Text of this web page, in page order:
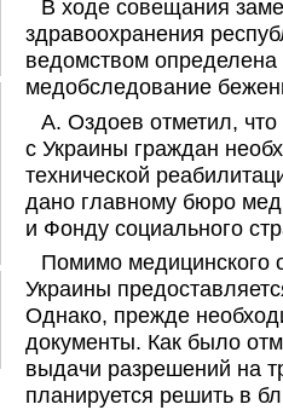
В ходе совещания
здравоохранения
ведомством определена
медобследование
А. Оздоев отметил,
с Украины граждан
технической
дано главному бюро
и Фонду социального
Помимо медицинского
Украины
Однако, прежде
документы. Как было
выдачи разрешений на
планируется решить в